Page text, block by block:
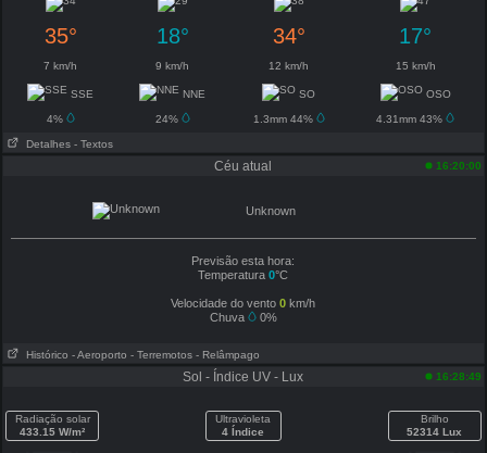
35° 18° 34° 17°
7 km/h 9 km/h 12 km/h 15 km/h
SSE NNE SO OSO
4% 24% 1.3mm 44% 4.31mm 43%
Detalhes - Textos
Céu atual 16:20:00
Unknown
Previsão esta hora:
Temperatura0°C
Velocidade do vento 0 km/h
Chuva
0%
Histórico - Aeroporto - Terremotos - Relâmpago
Sol - Índice UV - Lux 16:28:49
Radiação solar
433.15 W/m²
Ultravioleta
4 Índice
Brilho
52314 Lux